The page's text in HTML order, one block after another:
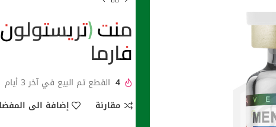
فارما
4 القطع تم البيع في آخر 3 أيام
مقارنة
إضافة الى